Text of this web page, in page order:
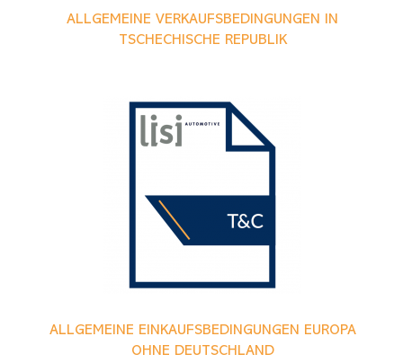
ALLGEMEINE VERKAUFSBEDINGUNGEN IN
TSCHECHISCHE REPUBLIK
ALLGEMEINE EINKAUFSBEDINGUNGEN EUROPA
OHNE DEUTSCHLAND